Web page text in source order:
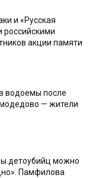
и «Русская
российскими
акции памяти
водоемы после
— жители
детоубийц можно
Памфилова